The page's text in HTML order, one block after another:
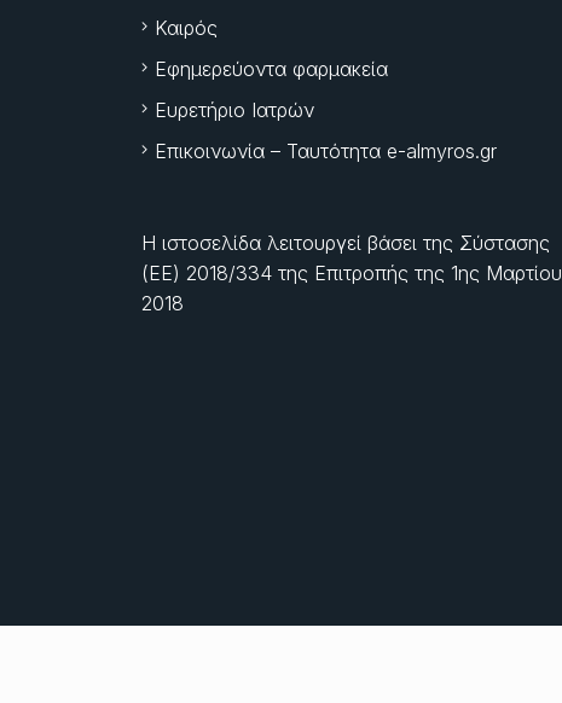
Καιρός
Εφημερεύοντα φαρμακεία
Ευρετήριο Ιατρών
Επικοινωνία – Ταυτότητα e-almyros.gr
Η ιστοσελίδα λειτουργεί βάσει της Σύστασης
(ΕΕ) 2018/334 της Επιτροπής της 1ης Μαρτίου
2018